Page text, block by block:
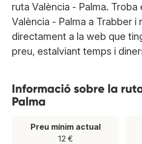
ruta València - Palma. Troba
València - Palma a Trabber i
directament a la web que
preu, estalviant temps i
Informació sobre la
Palma
Preu mínim actual
12 €